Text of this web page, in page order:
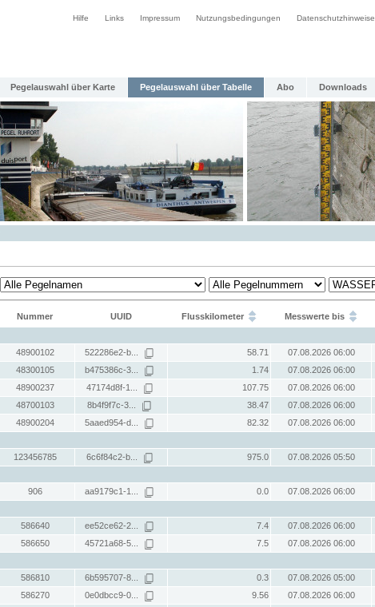
Hilfe Links Impressum Nutzungsbedingungen Datenschutzhinweise
Pegelauswahl über Karte Pegelauswahl über Tabelle Abo Downloads
Nummer UUID Flusskilometer Messwerte bis
48900102 522286e2-b... 58.71
07.08.2026 06:00
48300105 b475386c-3... 1.74
07.08.2026 06:00
48900237 47174d8f-1... 107.75
07.08.2026 06:00
48700103 8b4f9f7c-3... 38.47
07.08.2026 06:00
48900204 5aaed954-d... 82.32
07.08.2026 06:00
123456785 6c6f84c2-b... 975.0
07.08.2026 05:50
906 aa9179c1-1... 0.0
07.08.2026 06:00
586640 ee52ce62-2... 7.4
07.08.2026 06:00
586650 45721a68-5... 7.5
07.08.2026 06:00
586810 6b595707-8... 0.3
07.08.2026 05:00
586270 0e0dbcc9-0... 9.56
07.08.2026 06:00